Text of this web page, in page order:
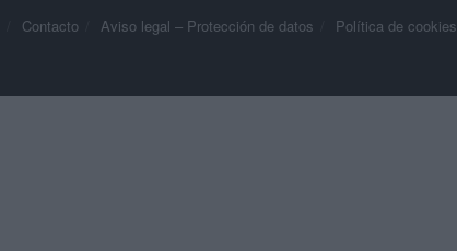
Contacto Aviso legal – Protección de datos Política de cookies